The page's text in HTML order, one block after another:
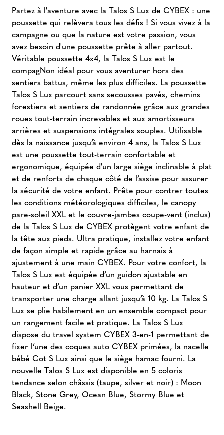
Partez à l'aventure avec la Talos S Lux de CYBEX : une
poussette qui relèvera tous les défis ! Si vous vivez à la
campagne ou que la nature est votre passion, vous
avez besoin d'une poussette prête à aller partout.
Véritable poussette 4x4, la Talos S Lux est le
compagNon idéal pour vous aventurer hors des
sentiers battus, même les plus difficiles. La poussette
Talos S Lux parcourt sans secousses pavés, chemins
forestiers et sentiers de randonnée grâce aux grandes
roues tout-terrain increvables et aux amortisseurs
arrières et suspensions intégrales souples. Utilisable
dès la naissance jusqu’à environ 4 ans, la Talos S Lux
est une poussette tout-terrain confortable et
ergonomique, équipée d'un large siège inclinable à plat
et de renforts de chaque côté de l’assise pour assurer
la sécurité de votre enfant. Prête pour contrer toutes
les conditions météorologiques difficiles, le canopy
pare-soleil XXL et le couvre-jambes coupe-vent (inclus)
de la Talos S Lux de CYBEX protègent votre enfant de
la tête aux pieds. Ultra pratique, installez votre enfant
de façon simple et rapide grâce au harnais à
ajustement à une main CYBEX. Pour votre confort, la
Talos S Lux est équipée d’un guidon ajustable en
hauteur et d’un panier XXL vous permettant de
transporter une charge allant jusqu’à 10 kg. La Talos S
Lux se plie habilement en un ensemble compact pour
un rangement facile et pratique. La Talos S Lux
dispose du travel system CYBEX 3-en-1 permettant de
fixer l’une des coques auto CYBEX primées, la nacelle
bébé Cot S Lux ainsi que le siège hamac fourni. La
nouvelle Talos S Lux est disponible en 5 coloris
tendance selon châssis (taupe, silver et noir) : Moon
Black, Stone Grey, Ocean Blue, Stormy Blue et
Seashell Beige.